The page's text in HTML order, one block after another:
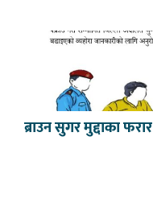
ब्राउन सुगर मुद्दाका